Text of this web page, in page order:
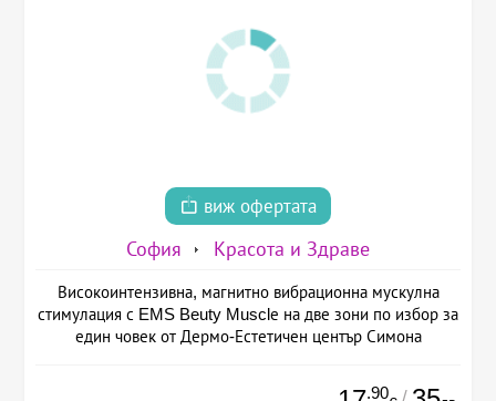
виж офертата
София Красота и Здраве
Високоинтензивна, магнитно вибрационна мускулна
стимулация с EMS Beuty Musclе на две зони по избор за
един човек от Дермо-Естетичен център Симона
.90